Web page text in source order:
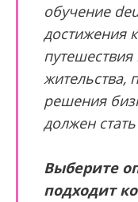
обучение
достижения
жительства,
решения
должен
Выберите
подходит